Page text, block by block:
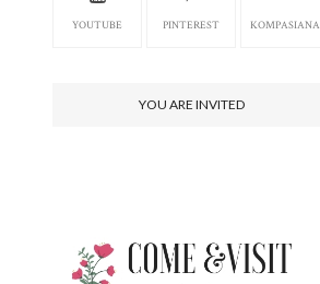
YOUTUBE PINTEREST KOMPASIANA
YOU ARE INVITED